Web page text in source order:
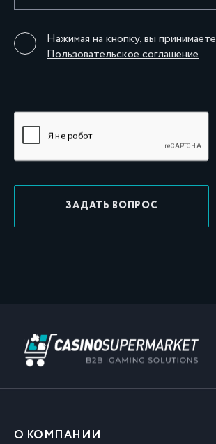
ЗАДАТЬ ВОПРОС
Нажимая на кнопку, вы принимаете
Пользовательское соглашение
О КОМПАНИИ